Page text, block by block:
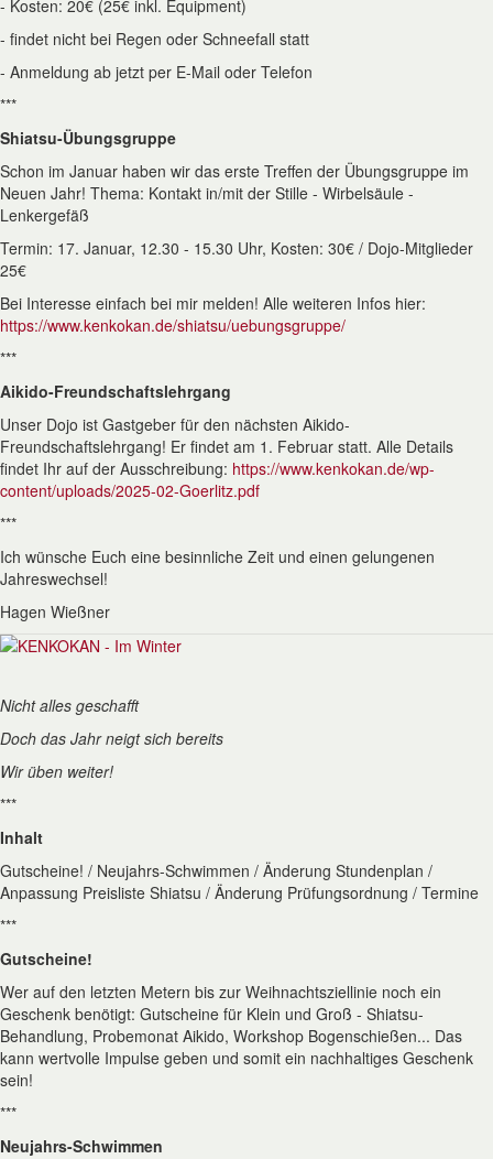
- Kosten: 20€ (25€ inkl. Equipment)
- findet nicht bei Regen oder Schneefall statt
- Anmeldung ab jetzt per E-Mail oder Telefon
***
Shiatsu-Übungsgruppe
Schon im Januar haben wir das erste Treffen der Übungsgruppe im
Neuen Jahr! Thema: Kontakt in/mit der Stille - Wirbelsäule -
Lenkergefäß
Termin: 17. Januar, 12.30 - 15.30 Uhr, Kosten: 30€ / Dojo-Mitglieder
25€
Bei Interesse einfach bei mir melden! Alle weiteren Infos hier:
https://www.kenkokan.de/shiatsu/uebungsgruppe/
***
Aikido-Freundschaftslehrgang
Unser Dojo ist Gastgeber für den nächsten Aikido-
Freundschaftslehrgang! Er findet am 1. Februar statt. Alle Details
findet Ihr auf der Ausschreibung: https://www.kenkokan.de/wp-
content/uploads/2025-02-Goerlitz.pdf
***
Ich wünsche Euch eine besinnliche Zeit und einen gelungenen
Jahreswechsel!
Hagen Wießner
Nicht alles geschafft
Doch das Jahr neigt sich bereits
Wir üben weiter!
***
Inhalt
Gutscheine! / Neujahrs-Schwimmen / Änderung Stundenplan /
Anpassung Preisliste Shiatsu / Änderung Prüfungsordnung / Termine
***
Gutscheine!
Wer auf den letzten Metern bis zur Weihnachtsziellinie noch ein
Geschenk benötigt: Gutscheine für Klein und Groß - Shiatsu-
Behandlung, Probemonat Aikido, Workshop Bogenschießen... Das
kann wertvolle Impulse geben und somit ein nachhaltiges Geschenk
sein!
***
Neujahrs-Schwimmen